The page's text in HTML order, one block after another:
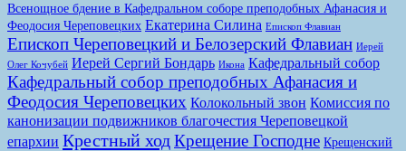
Всенощное бдение в Кафедральном соборе преподобных Афанасия и
Феодосия Череповецких Екатерина Силина Епископ Флавиан
Епископ Череповецкий и Белозерский Флавиан Иерей
Олег Кочубей Иерей Сергий Бондарь Икона Кафедральный собор
Кафедральный собор преподобных Афанасия и
Феодосия Череповецких Колокольный звон Комиссия по
канонизации подвижников благочестия Череповецкой
епархии Крестный ходКрещение Господне Крещенский